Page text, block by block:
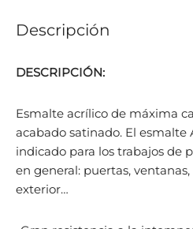
Descripción
DESCRIPCIÓN:
Esmalte acrílico de máxima
acabado satinado. El esmalte
indicado para los trabajos de
en general: puertas,
exterior…